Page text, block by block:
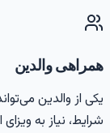
والدین
از والدین
نیاز به ویزای